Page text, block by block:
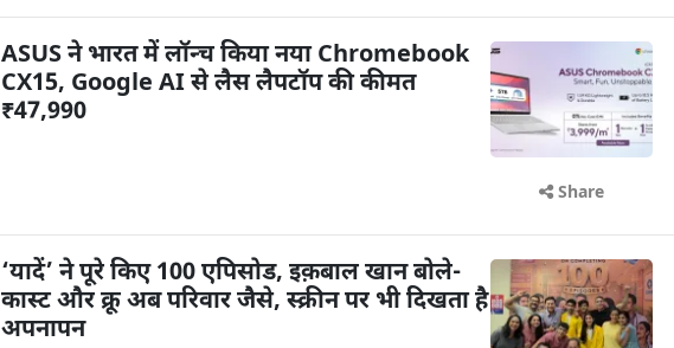
ASUS ने भारत में लॉन्च किया नया Chromebook
CX15, Google AI से लैस लैपटॉप की कीमत
₹47,990
Share
‘यादें’ ने पूरे किए 100 एपिसोड, इक़बाल खान बोले-
कास्ट और क्रू अब परिवार जैसे, स्क्रीन पर भी दिखता है
अपनापन